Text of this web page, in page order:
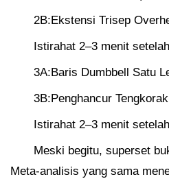
2B:Ekstensi Trisep
Istirahat 2–3 menit
3A:Baris Dumbbell Satu
3B:Penghancur
Istirahat 2–3 menit
Meski begitu, superset
Meta-analisis yang sama